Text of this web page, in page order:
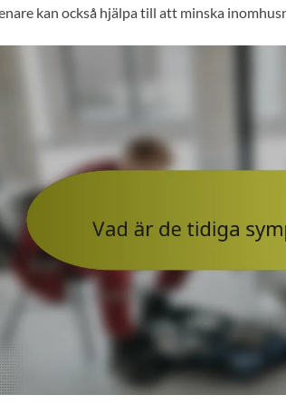
kan också hjälpa till att minska